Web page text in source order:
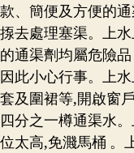
款、簡便及方便的
揼去處理塞渠。上
的通渠劑均屬危險
因此小心行事。上
套及圍裙等,開啟窗
四分之一樽通渠水
位太高,免濺馬桶 。